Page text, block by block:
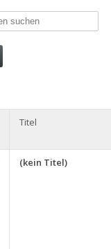
Titel
(kein Titel)